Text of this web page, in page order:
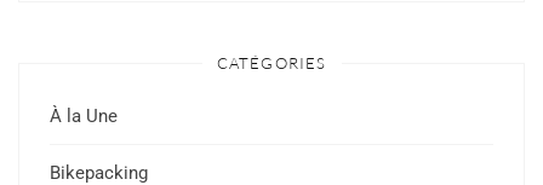
CATÉGORIES
À la Une
Bikepacking